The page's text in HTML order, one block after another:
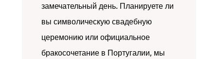
замечательный день. Планируете ли
вы символическую свадебную
церемонию или официальное
бракосочетание в Португалии, мы